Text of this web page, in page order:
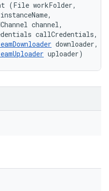
(File workFolder,
channel,
callCredentials,
downloader,
uploader)